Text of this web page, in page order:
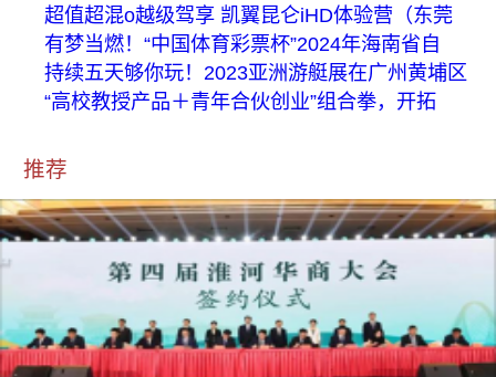
超值超混o越级驾享 凯翼昆仑iHD体验营（东莞
有梦当燃！“中国体育彩票杯”2024年海南省自
持续五天够你玩！2023亚洲游艇展在广州黄埔区
“高校教授产品＋青年合伙创业”组合拳，开拓
推荐